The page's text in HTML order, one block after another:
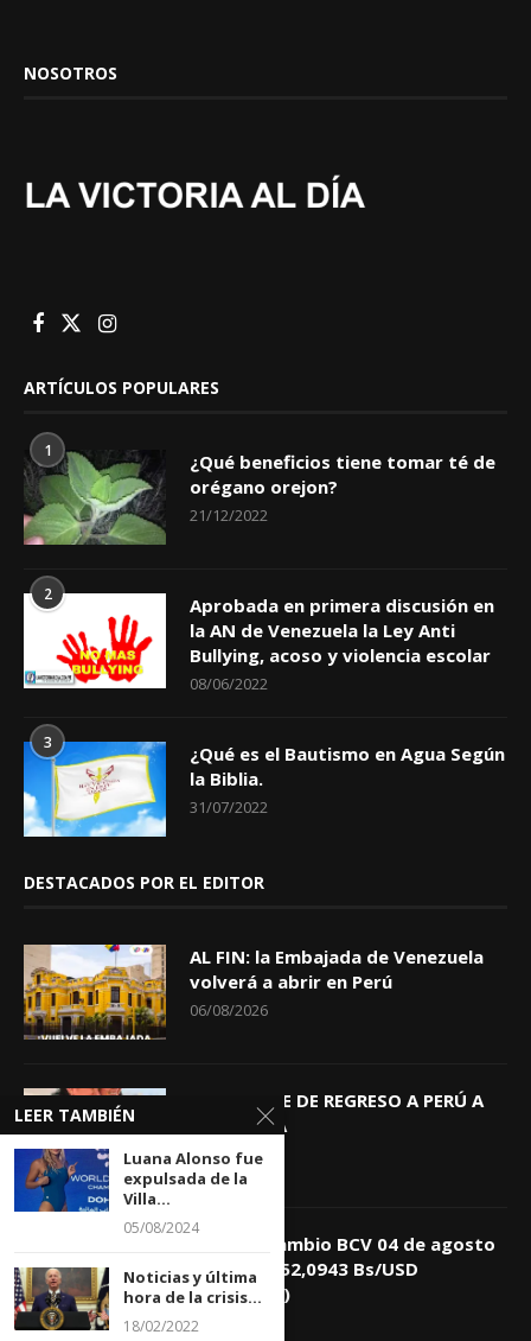
NOSOTROS
ARTÍCULOS POPULARES
1
¿Qué beneficios tiene tomar té de
orégano orejon?
21/12/2022
2
Aprobada en primera discusión en
la AN de Venezuela la Ley Anti
Bullying, acoso y violencia escolar
08/06/2022
3
¿Qué es el Bautismo en Agua Según
la Biblia.
31/07/2022
DESTACADOS POR EL EDITOR
AL FIN: la Embajada de Venezuela
volverá a abrir en Perú
06/08/2026
KEIKO TRAE DE REGRESO A PERÚ A
GIOVANNA
04/08/2026
Tasa de Cambio BCV 04 de agosto
de 2026: 752,0943 Bs/USD
(+0,4418%)
04/08/2026
LEER TAMBIÉN
Luana Alonso fue
expulsada de la
Villa...
05/08/2024
Noticias y última
hora de la crisis...
18/02/2022